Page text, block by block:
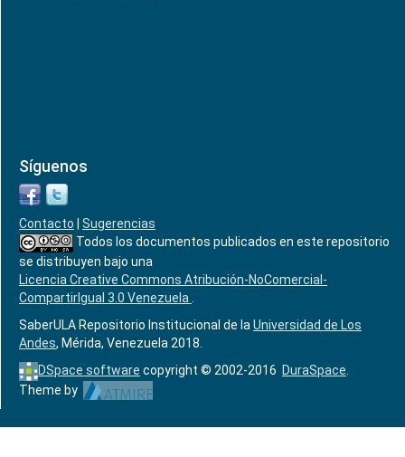
Síguenos
Contacto
Sugerencias
Todos los documentos publicados en este repositorio
se distribuyen bajo una
Licencia Creative Commons Atribución-NoComercial-
CompartirIgual 3.0 Venezuela
SaberULA Repositorio Institucional de la Universidad de Los
Andes, Mérida, Venezuela 2018.
DSpace software copyright © 2002-2016 DuraSpace
Theme by